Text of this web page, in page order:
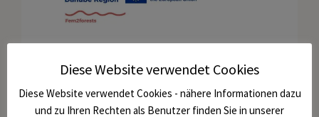
Diese Website verwendet Cookies
Diese Website verwendet Cookies - nähere Informationen dazu
und zu Ihren Rechten als Benutzer finden Sie in unserer